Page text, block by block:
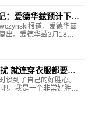
：爱德华兹预计下场
报道，爱德华兹
出。爱德华兹3月18日
本赛季至今
就连穿衣服都要争
谈到了自己的好胜心。
。我是一个非常好胜的
，被这种好胜的